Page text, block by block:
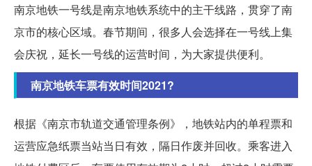
南京地铁一号线是南京地铁系统中的主干线路，贯穿了南
京市的核心区域。春节期间，很多人会选择在一号线上集
会庆祝，延长一号线的运营时间，为大家提供便利。
南京地铁车票有效时间2021?
根据《南京市轨道交通管理条例》，地铁站内的单程票和
运营应急纸票当站当日有效，隔日作废并回收。乘客进入